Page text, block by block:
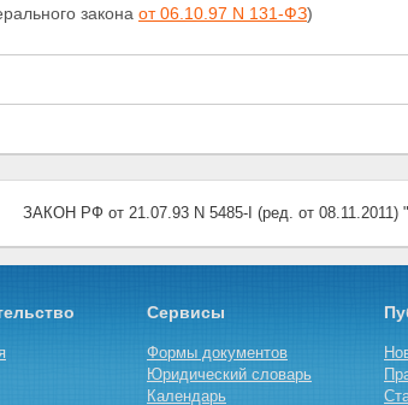
закона от 06.10.97 N 131-ФЗ)
ЗАКОН РФ от 21.07.93 N 5485-I (ред. от
Сервисы
Формы документов
Юридический словарь
Календарь